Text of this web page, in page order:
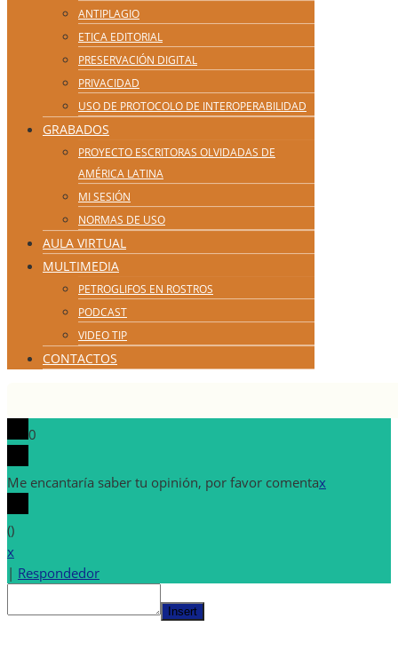
ANTIPLAGIO
ETICA EDITORIAL
PRESERVACIÓN DIGITAL
PRIVACIDAD
USO DE PROTOCOLO DE INTEROPERABILIDAD
GRABADOS
PROYECTO ESCRITORAS OLVIDADAS DE
AMÉRICA LATINA
MI SESIÓN
NORMAS DE USO
AULA VIRTUAL
MULTIMEDIA
PETROGLIFOS EN ROSTROS
PODCAST
VIDEO TIP
CONTACTOS
0
Me encantaría saber tu opinión, por favor comentax
()
x
| Respondedor
Insert